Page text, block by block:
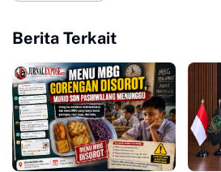
Berita Terkait